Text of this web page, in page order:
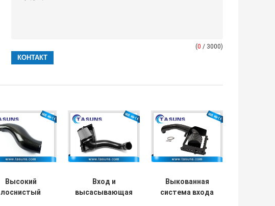
(0 / 3000)
Высокий
лоснистый
Вход и
высасывающая
Выкованная
система входа